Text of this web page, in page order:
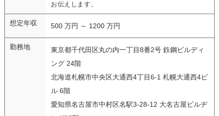
お伝えします。
想定年収 500 万円 ～ 1200 万円
勤務地
東京都千代田区丸の内一丁目8番2号 鉃鋼ビルディ
ング 24階
北海道札幌市中央区大通西4丁目6-1 札幌大通西4ビ
ル 6階
愛知県名古屋市中村区名駅3-28-12 大名古屋ビルヂ